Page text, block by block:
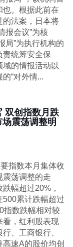
也。根据此前在
的法案，日本将
报会议”为核
局”为执行机构的
责统筹安全保
域的情报活动以
“对外情...
双创指数月跌
震荡调整明
指数本月集体收
震荡调整的走
幅超过20%，
500累计跌幅超过
指数跌幅相对较
看，红利股表现
、工商银行、
速A的股价均创